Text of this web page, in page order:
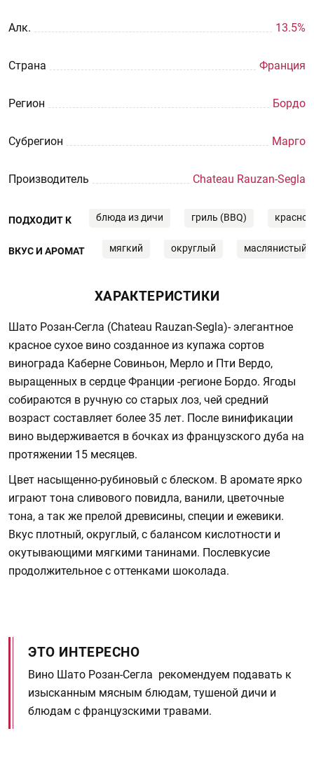
Aлк. 13.5%
Страна Франция
Регион Бордо
Субрегион Марго
Производитель Chateau Rauzan-Segla
ПОДХОДИТ К блюда из дичи гриль (BBQ)
ВКУС И АРОМАТ мягкий округлый маслянистый
ХАРАКТЕРИСТИКИ
Шато Розан-Сегла (Chateau Rauzan-Segla)- элегантное
красное сухое вино созданное из купажа сортов
винограда Каберне Совиньон, Мерло и Пти Вердо,
выращенных в сердце Франции -регионе Бордо. Ягоды
собираются в ручную со старых лоз, чей средний
возраст составляет более 35 лет. После винификации
вино выдерживается в бочках из французского дуба на
протяжении 15 месяцев.
Цвет насыщенно-рубиновый с блеском. В аромате ярко
играют тона сливового повидла, ванили, цветочные
тона, а так же прелой древисины, специи и ежевики.
Вкус плотный, округлый, с балансом кислотности и
окутывающими мягкими танинами. Послевкусие
продолжительное с оттенками шоколада.
ЭТО ИНТЕРЕСНО
Вино Шато Розан-Сегла рекомендуем подавать к
изысканным мясным блюдам, тушеной дичи и
блюдам с французскими травами.